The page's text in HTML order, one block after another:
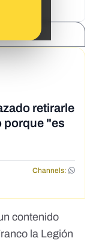
retirarle
porque "es
Channels:
contenido
la Legión